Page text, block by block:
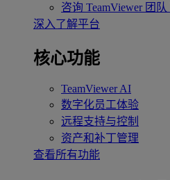
咨询 TeamViewer 团队
深入了解平台
核心功能
TeamViewer AI
数字化员工体验
远程支持与控制
资产和补丁管理
查看所有功能